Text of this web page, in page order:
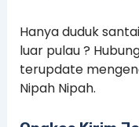
Hanya duduk
luar pulau ?
terupdate
Nipah Nipah.